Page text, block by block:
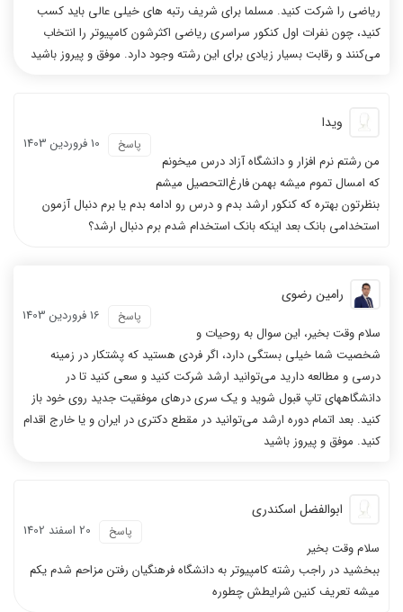
ریاضی را شرکت کنید. مسلما برای شریف رتبه های خیلی عالی باید کسب
کنید، چون نفرات اول کنکور سراسری ریاضی اکثرشون کامپیوتر را انتخاب
می‌کنند و رقابت بسیار زیادی برای این رشته وجود دارد. موفق و پیروز باشید
ویدا
10 فروردين 1403 پاسخ
من رشتم نرم افزار و دانشگاه آزاد درس میخونم
که امسال تموم میشه بهمن فارغ‌التحصیل میشم
بنظرتون بهتره که کنکور ارشد بدم و درس رو ادامه بدم یا برم دنبال آزمون
استخدامی بانک بعد اینکه بانک استخدام شدم برم دنبال ارشد؟
رامین رضوی
16 فروردين 1403 پاسخ
سلام وقت بخیر، این سوال به روحیات و
شخصیت شما خیلی بستگی دارد، اگر فردی هستید که پشتکار در زمینه
درسی و مطالعه دارید می‌توانید ارشد شرکت کنید و سعی کنید تا در
دانشگاههای تاپ قبول شوید و یک سری درهای موفقیت جدید روی خود باز
کنید. بعد اتمام دوره ارشد می‌توانید در مقطع دکتری در ایران و یا خارج اقدام
کنید. موفق و پیروز باشید
ابوالفضل اسکندری
20 اسفند 1402 پاسخ
سلام وقت بخیر
ببخشید در راجب رشته کامپیوتر به دانشگاه فرهنگيان رفتن مزاحم شدم یکم
میشه تعریف کنین شرایطش چطوره